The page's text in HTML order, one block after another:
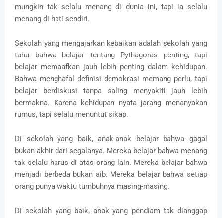
mungkin tak selalu menang di dunia ini, tapi ia selalu
menang di hati sendiri.
Sekolah yang mengajarkan kebaikan adalah sekolah yang
tahu bahwa belajar tentang Pythagoras penting, tapi
belajar memaafkan jauh lebih penting dalam kehidupan.
Bahwa menghafal definisi demokrasi memang perlu, tapi
belajar berdiskusi tanpa saling menyakiti jauh lebih
bermakna. Karena kehidupan nyata jarang menanyakan
rumus, tapi selalu menuntut sikap.
Di sekolah yang baik, anak-anak belajar bahwa gagal
bukan akhir dari segalanya. Mereka belajar bahwa menang
tak selalu harus di atas orang lain. Mereka belajar bahwa
menjadi berbeda bukan aib. Mereka belajar bahwa setiap
orang punya waktu tumbuhnya masing-masing.
Di sekolah yang baik, anak yang pendiam tak dianggap